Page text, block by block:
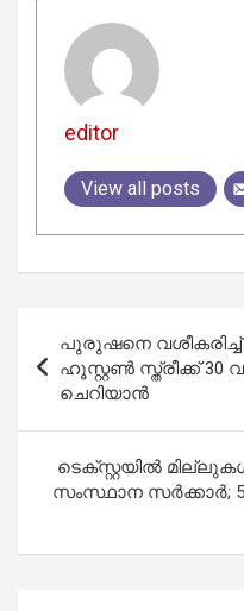
editor
View all posts
navigation
പുരുഷനെ
ഹൂസ്റ്റൺ സ്ത്രീക്ക് 30
ചെറിയാൻ
ടെക്സ്റ്റയില്‍
സംസ്ഥാന സർക്കാർ;